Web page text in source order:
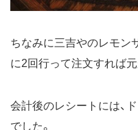
ちなみに三吉やのレモン
に2回行って注文すれば元
会計後のレシートには、
でした。